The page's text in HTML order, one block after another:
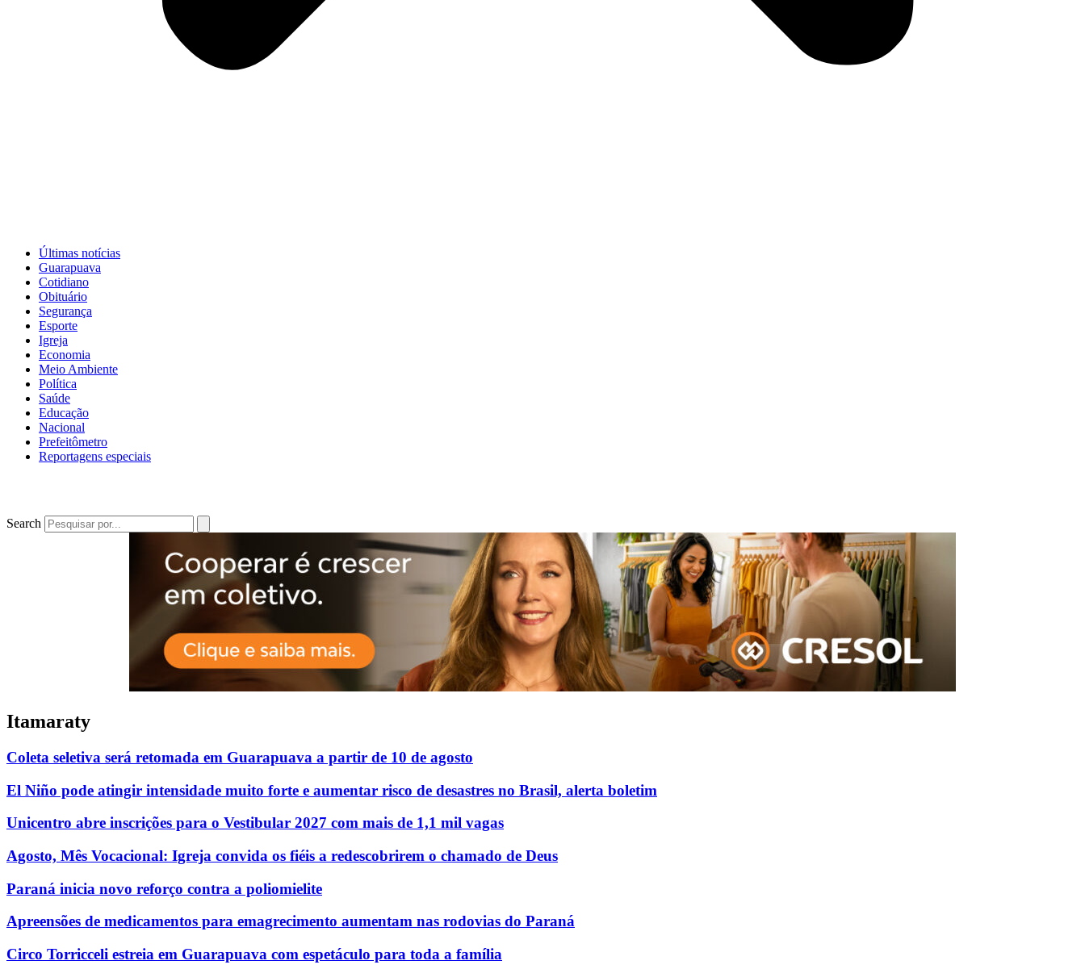
Últimas notícias
Guarapuava
Cotidiano
Obituário
Segurança
Esporte
Igreja
Economia
Meio Ambiente
Política
Saúde
Educação
Nacional
Prefeitômetro
Reportagens especiais
Search
Itamaraty
Coleta seletiva será retomada em Guarapuava a partir de 10 de agosto
El Niño pode atingir intensidade muito forte e aumentar risco de desastres no Brasil, alerta boletim
Unicentro abre inscrições para o Vestibular 2027 com mais de 1,1 mil vagas
Agosto, Mês Vocacional: Igreja convida os fiéis a redescobrirem o chamado de Deus
Paraná inicia novo reforço contra a poliomielite
Apreensões de medicamentos para emagrecimento aumentam nas rodovias do Paraná
Circo Torricceli estreia em Guarapuava com espetáculo para toda a família